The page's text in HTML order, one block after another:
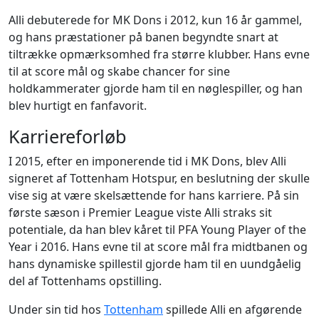
Alli debuterede for MK Dons i 2012, kun 16 år gammel,
og hans præstationer på banen begyndte snart at
tiltrække opmærksomhed fra større klubber. Hans evne
til at score mål og skabe chancer for sine
holdkammerater gjorde ham til en nøglespiller, og han
blev hurtigt en fanfavorit.
Karriereforløb
I 2015, efter en imponerende tid i MK Dons, blev Alli
signeret af Tottenham Hotspur, en beslutning der skulle
vise sig at være skelsættende for hans karriere. På sin
første sæson i Premier League viste Alli straks sit
potentiale, da han blev kåret til PFA Young Player of the
Year i 2016. Hans evne til at score mål fra midtbanen og
hans dynamiske spillestil gjorde ham til en uundgåelig
del af Tottenhams opstilling.
Under sin tid hos Tottenham spillede Alli en afgørende